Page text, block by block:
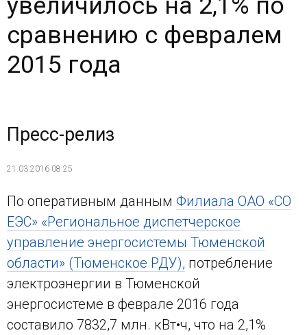
сравнению с февралем
2015 года
Пресс-релиз
21.03.2016 08:25
По оперативным данным Филиала ОАО «СО
ЕЭС» «Региональное диспетчерское
управление энергосистемы Тюменской
области» (Тюменское РДУ), потребление
электроэнергии в Тюменской
энергосистеме в феврале 2016 года
составило 7832,7 млн. кВт•ч, что на 2,1%